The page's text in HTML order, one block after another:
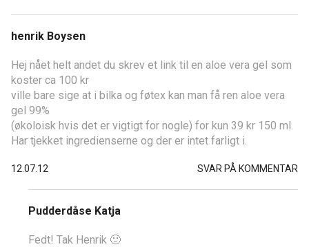
henrik Boysen
Hej nået helt andet du skrev et link til en aloe vera gel som
koster ca 100 kr
ville bare sige at i bilka og føtex kan man få ren aloe vera
gel 99%
(økoloisk hvis det er vigtigt for nogle) for kun 39 kr 150 ml.
Har tjekket ingredienserne og der er intet farligt i.
12.07.12 SVAR PÅ KOMMENTAR
Pudderdåse Katja
Fedt! Tak Henrik 🙂